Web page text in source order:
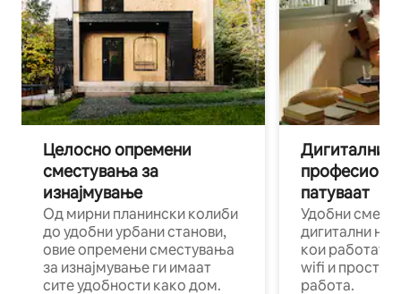
Целосно опремени
сместувања за
изнајмување
Од мирни планински колиби
до удобни урбани станови,
овие опремени сместувања
за изнајмување ги имаат
сите удобности како дом.
Дигитални
патуваат
Удобни
дигитални
кои работат
wifi и
работа.